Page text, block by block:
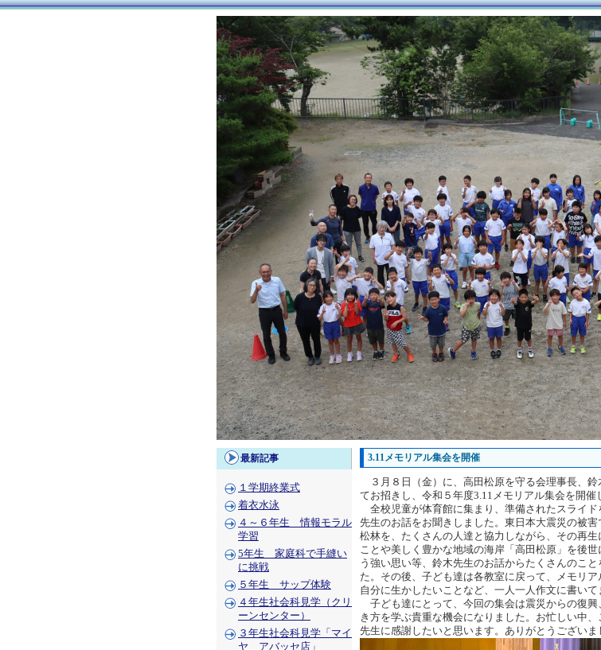
最新記事
１学期終業式
着衣水泳
４～６年生 情報モラル
学習
5年生 家庭科で手縫い
に挑戦
５年生 サップ体験
４年生社会科見学（クリ
ーンセンター）
３年生社会科見学「マイ
ヤ アバッセ店」
3.11メモリアル集会を開催
３月８日（金）に、高田松原を守る会理事長、鈴
てお招きし、令和５年度3.11メモリアル集会を開催
全校児童が体育館に集まり、準備されたスライド
先生のお話をお聞きしました。東日本大震災の被
松林を、たくさんの人達と協力しながら、その再
ことや美しく豊かな地域の海岸「高田松原」を後
う強い思い等、鈴木先生のお話からたくさんのこ
た。その後、子ども達は各教室に戻って、メモリ
自分に生かしたいことなど、一人一人作文に書いて
子ども達にとって、今回の集会は震災からの復興
き方を学ぶ貴重な機会になりました。お忙しい中
先生に感謝したいと思います。ありがとうございま